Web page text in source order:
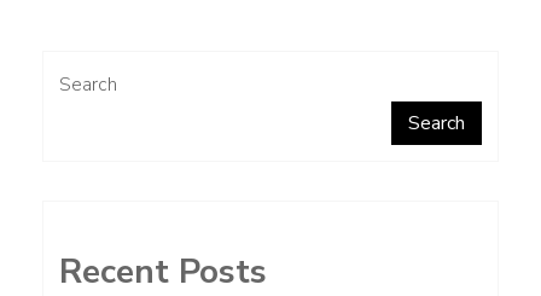
Search
Search
Recent Posts